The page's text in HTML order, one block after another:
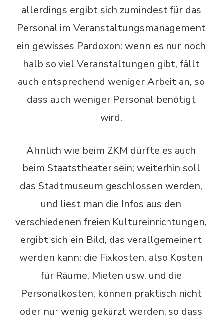
allerdings ergibt sich zumindest für das
Personal im Veranstaltungsmanagement
ein gewisses Pardoxon: wenn es nur noch
halb so viel Veranstaltungen gibt, fällt
auch entsprechend weniger Arbeit an, so
dass auch weniger Personal benötigt
wird.
Ähnlich wie beim ZKM dürfte es auch
beim Staatstheater sein; weiterhin soll
das Stadtmuseum geschlossen werden,
und liest man die Infos aus den
verschiedenen freien Kultureinrichtungen,
ergibt sich ein Bild, das verallgemeinert
werden kann: die Fixkosten, also Kosten
für Räume, Mieten usw. und die
Personalkosten, können praktisch nicht
oder nur wenig gekürzt werden, so dass